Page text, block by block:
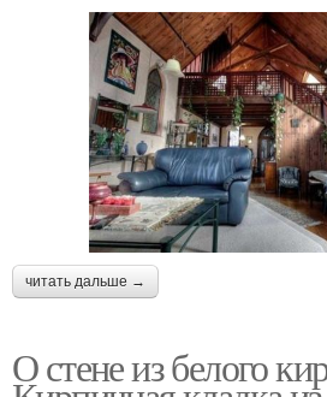
читать дальше →
О стене из белого